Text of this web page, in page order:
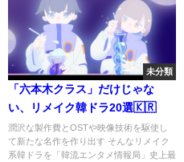
未分類
「六本木クラス」だけじゃな
い、リメイク韓ドラ20選🇰🇷
潤沢な製作費とOSTや映像技術を駆使し
て新たな名作を作り出す そんなリメイク
系韓ドラを「韓流エンタメ情報局」史上最